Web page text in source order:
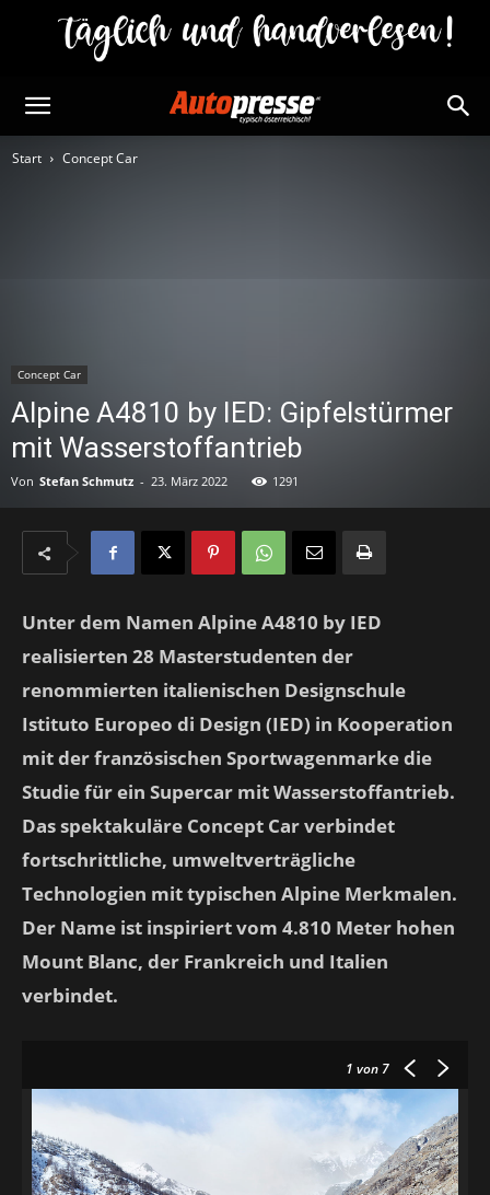
Start Concept Car
Concept Car
Alpine A4810 by IED: Gipfelstürmer
mit Wasserstoffantrieb
Von Stefan Schmutz - 23. März 2022 1291
Unter dem Namen Alpine A4810 by IED
realisierten 28 Masterstudenten der
renommierten italienischen Designschule
Istituto Europeo di Design (IED) in Kooperation
mit der französischen Sportwagenmarke die
Studie für ein Supercar mit Wasserstoffantrieb.
Das spektakuläre Concept Car verbindet
fortschrittliche, umweltverträgliche
Technologien mit typischen Alpine Merkmalen.
Der Name ist inspiriert vom 4.810 Meter hohen
Mount Blanc, der Frankreich und Italien
verbindet.
1 von 7